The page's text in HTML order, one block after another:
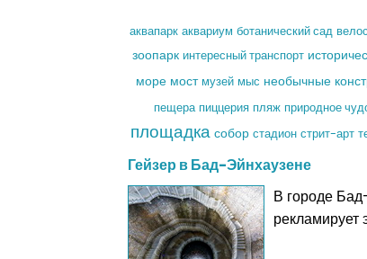
аквапарк аквариум ботанический сад
зоопарк интересный транспорт
море мост музей мыс необычные
пещера пиццерия пляж природное
площадка собор стадион стрит-арт
Гейзер в Бад-Эйнхаузене
В городе